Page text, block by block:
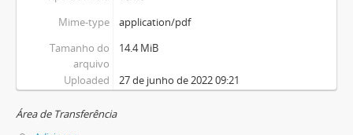
Mime-type
application/pdf
Tamanho do
arquivo
14.4 MiB
Uploaded 27 de junho de 2022 09:21
Área de Transferência